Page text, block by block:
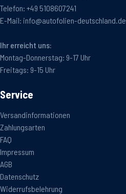
Telefon: +49 5108607241
E-Mail: info@autofolien-deutschland.de
Ihr erreicht uns:
Montag-Donnerstag: 9-17 Uhr
Freitags: 9-15 Uhr
Service
Versandinformationen
Zahlungsarten
FAQ
Impressum
AGB
Datenschutz
Widerrufsbelehrung